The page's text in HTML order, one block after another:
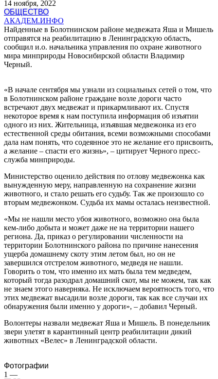
14 ноября, 2022
ОБЩЕСТВО
АКАДЕМ.ИНФО
Найденные в Болотнинском районе медвежата Яша и Мишель
отправятся на реабилитацию в Ленинградскую область,
сообщил и.о. начальника управления по охране животного
мира минприроды Новосибирской области Владимир
Черный.
«В начале сентября мы узнали из социальных сетей о том, что
в Болотнинском районе граждане возле дороги часто
встречают двух медвежат и прикармливают их. Спустя
некоторое время к нам поступила информация об изъятии
одного из них. Жительница, изъявшая медвежонка из его
естественной среды обитания, всеми возможными способами
дала нам понять, что содеянное это не желание его присвоить,
а желание – спасти его жизнь», – цитирует Черного пресс-
служба минприроды.
Министерство оценило действия по отлову медвежонка как
вынужденную меру, направленную на сохранение жизни
животного, и стало решать его судьбу. Так же произошло со
вторым медвежонком. Судьба их мамы осталась неизвестной.
«Мы не нашли место убоя животного, возможно она была
кем-либо добыта и может даже не на территории нашего
региона. Да, приказ о регулировании численности на
территории Болотнинского района по причине нанесения
ущерба домашнему скоту этим летом был, но он не
завершился отстрелом животного, медведя не нашли.
Говорить о том, что именно их мать была тем медведем,
который тогда разодрал домашний скот, мы не можем, так как
не знаем этого наверняка. Не исключаем вероятность того, что
этих медвежат высадили возле дороги, так как все случаи их
обнаружения были именно у дороги», – добавил Черный.
Волонтеры назвали медвежат Яша и Мишель. В понедельник
звери улетят в карантинный центр реабилитации дикий
животных «Велес» в Ленинградской области.
Фотографии
1 —